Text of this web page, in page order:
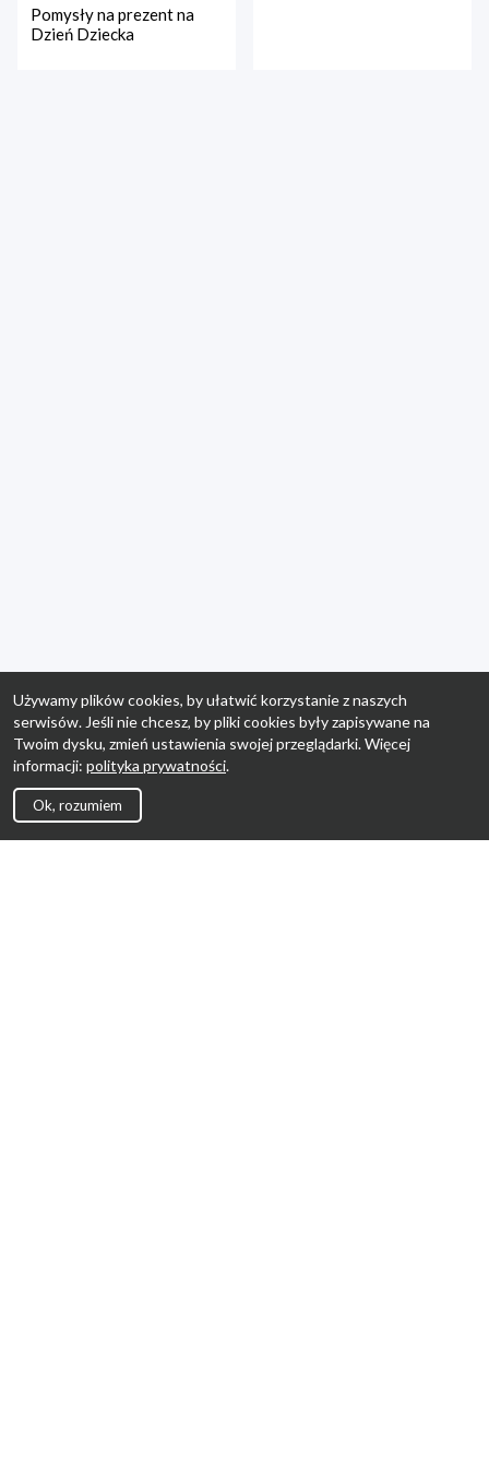
Pomysły na prezent na
Dzień Dziecka
Używamy plików cookies, by ułatwić korzystanie z naszych
serwisów. Jeśli nie chcesz, by pliki cookies były zapisywane na
Twoim dysku, zmień ustawienia swojej przeglądarki. Więcej
informacji: polityka prywatności.
Ok, rozumiem